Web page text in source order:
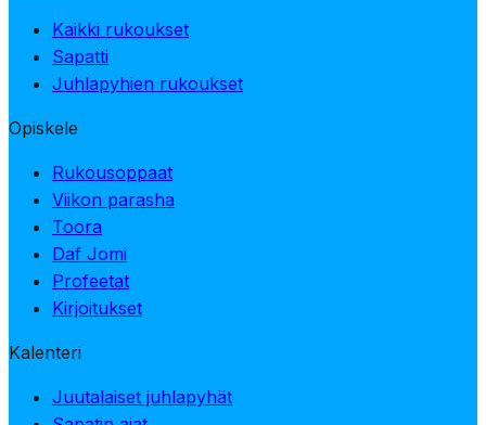
Kaikki rukoukset
Sapatti
Juhlapyhien rukoukset
Opiskele
Rukousoppaat
Viikon parasha
Toora
Daf Jomi
Profeetat
Kirjoitukset
Kalenteri
Juutalaiset juhlapyhät